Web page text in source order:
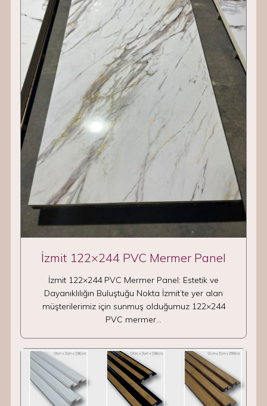
İzmit 122×244 PVC Mermer Panel
İzmit 122×244 PVC Mermer Panel: Estetik ve
Dayanıklılığın Buluştuğu Nokta İzmit’te yer alan
müşterilerimiz için sunmuş olduğumuz 122×244
PVC mermer…